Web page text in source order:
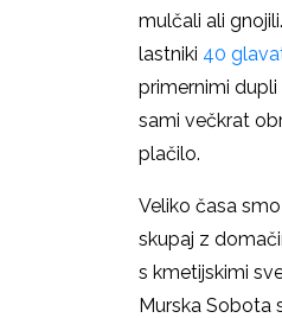
mulčali ali
lastniki 40
primernimi
sami večkrat
plačilo.
Veliko časa
skupaj z
s kmetijskimi
Murska Sobota